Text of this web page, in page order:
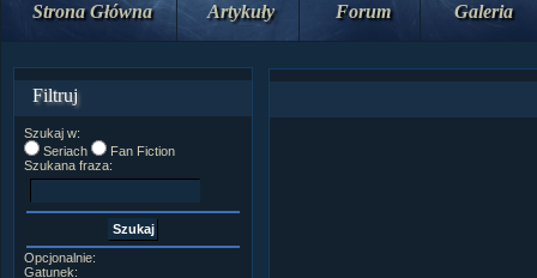
Strona Główna Artykuły Forum Galeria
Filtruj
Szukaj w:
Seriach
Fan Fiction
Szukana fraza:
Opcjonalnie:
Gatunek: